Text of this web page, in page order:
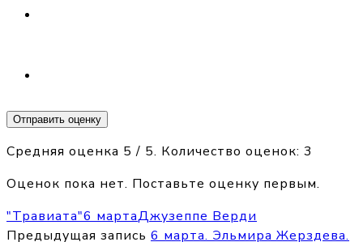
Отправить оценку
Средняя оценка 5 / 5. Количество оценок: 3
Оценок пока нет. Поставьте оценку первым.
"Травиата"6 мартаДжузеппе Верди
Предыдущая запись 6 марта. Эльмира Жерздева.